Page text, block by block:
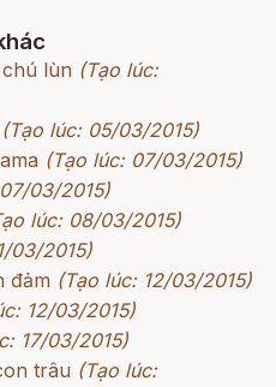
lùn (Tạo lúc:
(Tạo lúc: 05/03/2015)
(Tạo lúc: 07/03/2015)
03/2015)
lúc: 08/03/2015)
03/2015)
đảm (Tạo lúc: 12/03/2015)
12/03/2015)
17/03/2015)
trâu (Tạo lúc: